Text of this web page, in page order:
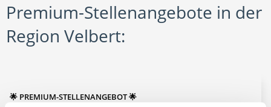
Premium-Stellenangebote in der
Region Velbert:
🌟 PREMIUM-STELLENANGEBOT 🌟